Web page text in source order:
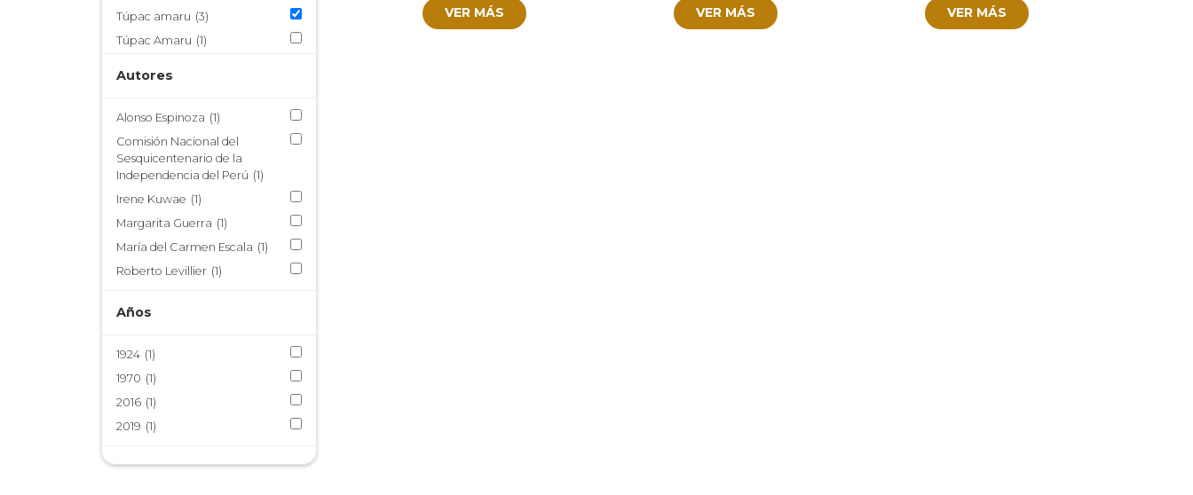
Túpac amaru (3)
Túpac Amaru (1)
Virrey Francisco de Toledo
Virreyes del Perú (1)
Autores
Alonso Espinoza (1)
Comisión Nacional del
Sesquicentenario de la
Independencia del Perú (1)
Irene Kuwae (1)
Margarita Guerra (1)
María del Carmen Escala (1)
Roberto Levillier (1)
Años
1924 (1)
1970 (1)
2016 (1)
2019 (1)
VER MÁS VER MÁS VER MÁS